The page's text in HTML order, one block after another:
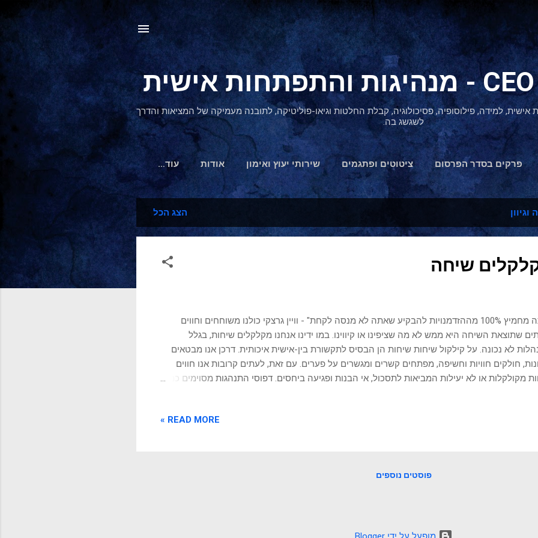
דילוג לתוכן הראשי
אישית, למידה, פילוסופיה, פסיכולוגיה, קבלת החלטות וגיאו-פוליטיקה, לתובנה מעמיקה של המציאות והדרך
לשגשג בה.
פרקים בסדר הפרסום ציטוטים ופתגמים שירותי יעוץ ואימון אודות ‏עוד…
הצהרת נגישות
וגיוון הצג הכל
"אתה מחמיץ 100% מההזדמנויות להבקיע שאתה לא מנסה לקחת" - וויין גרצקי כולנו משוחחים וחווים
שתוצאת השיחה היא ממש לא מה שציפינו או קיווינו. במו ידינו אנחנו מקלקלים שיחות, בגלל
לא נכונה. על קילקול שיחות שיחות הן הבסיס לתקשורת בין-אישית איכותית. דרכן אנו מבטאים
חולקים חוויות וחשיפה, מפתחים קשרים ומגשרים על פערים. עם זאת, לעתים קרובות אנו חווים
מקולקלות או לא יעילות המביאות לתסכול, אי הבנות ופגיעה ביחסים. דפוסי התנהגות מסוימים כמו
כל מיומנות אחרת, גם תקשורת יעילה וניהול שיחות בונות ניתנים ללימוד ולשיפור. באמצעות הבנה של
READ MORE »
פוסטים נוספים